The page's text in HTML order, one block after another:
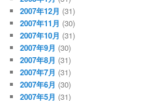
2007年12月 (31)
2007年11月 (30)
2007年10月 (31)
2007年9月 (30)
2007年8月 (31)
2007年7月 (31)
2007年6月 (30)
2007年5月 (31)